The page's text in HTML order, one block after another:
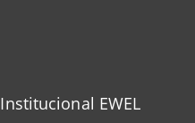
Institucional EWEL